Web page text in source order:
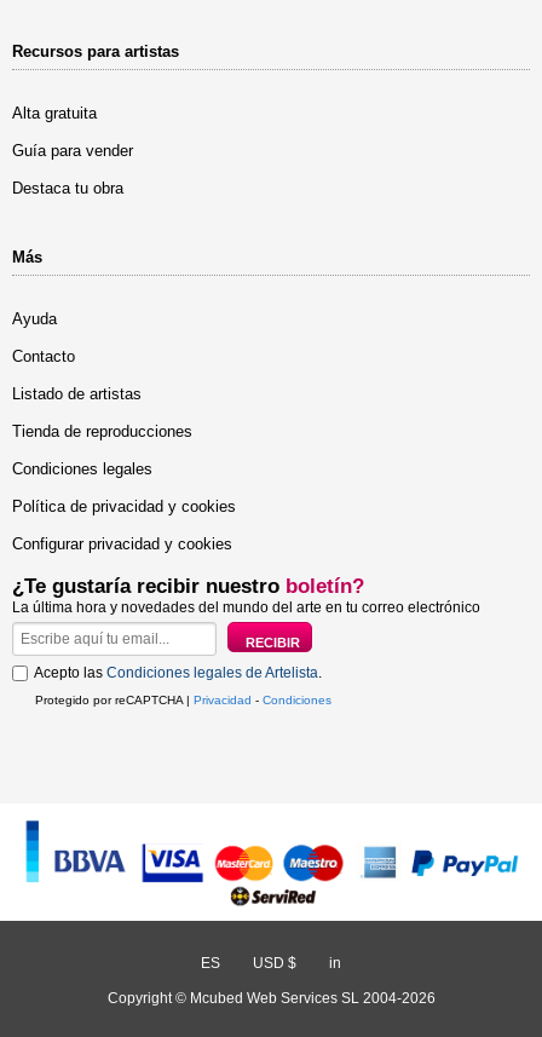
Recursos para artistas
Alta gratuita
Guía para vender
Destaca tu obra
Más
Ayuda
Contacto
Listado de artistas
Tienda de reproducciones
Condiciones legales
Política de privacidad y cookies
Configurar privacidad y cookies
¿Te gustaría recibir nuestro boletín?
La última hora y novedades del mundo del arte en tu correo electrónico
Acepto las Condiciones legales de Artelista.
Protegido por reCAPTCHA | Privacidad - Condiciones
ES USD $ in
Copyright © Mcubed Web Services SL 2004-2026